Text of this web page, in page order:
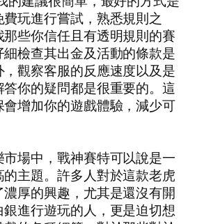
玩進行嘗試，熟悉規則之
些你信任且有透明規則的賽
檢查其出金及活動的條款是
觀察客服的反應速度以及是
你的疑問都是很重要的。這
增加你的遊戲體驗，減少可
場中，戰神賽特可以說是一
主題。許多人對於這款老虎
厚的興趣，尤其是還沒有開
進行遊玩的人，更是迫切想